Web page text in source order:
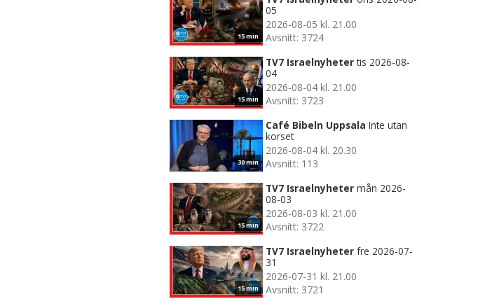
15 min
05
2026-08-05 kl. 21.00
Avsnitt: 3724
15 min
TV7 Israelnyheter tis 2026-08-
04
2026-08-04 kl. 21.00
Avsnitt: 3723
30 min
Café Bibeln Uppsala Inte utan
korset
2026-08-04 kl. 20.30
Avsnitt: 113
15 min
TV7 Israelnyheter mån 2026-
08-03
2026-08-03 kl. 21.00
Avsnitt: 3722
15 min
TV7 Israelnyheter fre 2026-07-
31
2026-07-31 kl. 21.00
Avsnitt: 3721